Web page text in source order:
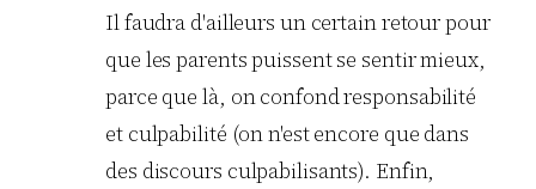
Il faudra d'ailleurs un certain retour pour
que les parents puissent se sentir mieux,
parce que là, on confond responsabilité
et culpabilité (on n'est encore que dans
des discours culpabilisants). Enfin,